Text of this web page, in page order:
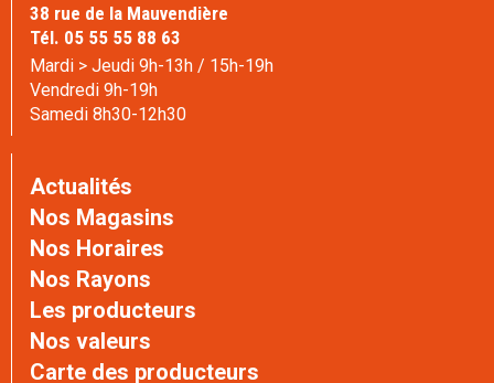
38 rue de la Mauvendière
Tél. 05 55 55 88 63
Mardi > Jeudi 9h-13h / 15h-19h
Vendredi 9h-19h
Samedi 8h30-12h30
Actualités
Nos Magasins
Nos Horaires
Nos Rayons
Les producteurs
Nos valeurs
Carte des producteurs